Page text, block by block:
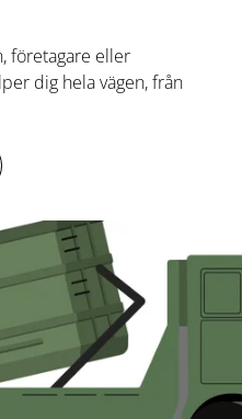
företagare eller
dig hela vägen, från